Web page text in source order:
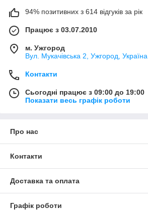
94% позитивних з 614 відгуків за рік
Працює з 03.07.2010
м. Ужгород
Вул. Мукачівська 2, Ужгород, Україна
Контакти
Сьогодні працює з 09:00 до 19:00
Показати весь графік роботи
Про нас
Контакти
Доставка та оплата
Графік роботи